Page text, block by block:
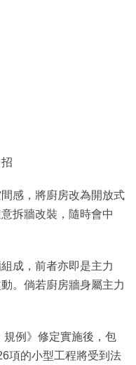
感，將廚房改為開放式
拆牆改裝，隨時會中
成，前者亦即是主力
。倘若廚房牆身屬主力
規例》修定實施後，包
項的小型工程將受到法